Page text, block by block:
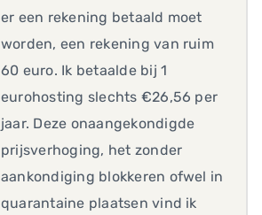
er een rekening betaald moet
worden, een rekening van ruim
60 euro. Ik betaalde bij 1
eurohosting slechts €26,56 per
jaar. Deze onaangekondigde
prijsverhoging, het zonder
aankondiging blokkeren ofwel in
quarantaine plaatsen vind ik